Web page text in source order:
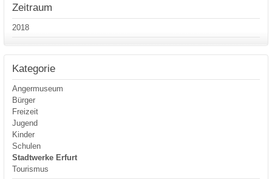
Zeitraum
2018
Kategorie
Angermuseum
Bürger
Freizeit
Jugend
Kinder
Schulen
Stadtwerke Erfurt
Tourismus